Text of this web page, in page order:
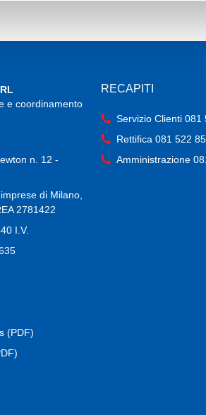
e coordinamento
n. 12 -
di Milano,
2781422
I.V.
(PDF)
RECAPITI
Servizio Clienti 081
Rettifica 081 522
Amministrazione